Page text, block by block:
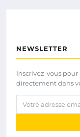
NEWSLETTER
Inscrivez-vous
directement dans
Votre adresse